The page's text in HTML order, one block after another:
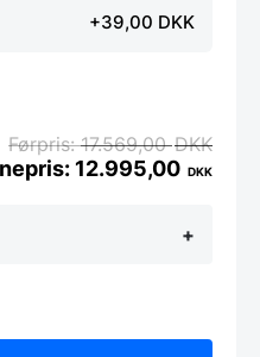
+39,00 DKK
+
17.569,00DKK
12.995,00 DKK